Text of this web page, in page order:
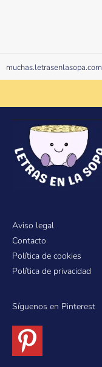
muchas.letrasenlasopa.com
Aviso legal
Contacto
Política de cookies
Política de privacidad
Síguenos en Pinterest